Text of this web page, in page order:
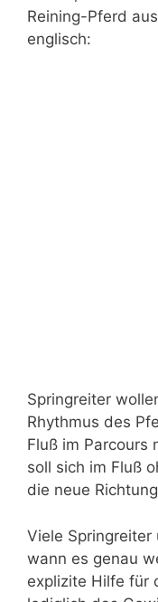
Reining-Pferd
englisch:
Springreiter
Rhythmus des
Fluß im Parcours
soll sich im Fluß
die neue
Viele
wann es genau
explizite Hilfe für